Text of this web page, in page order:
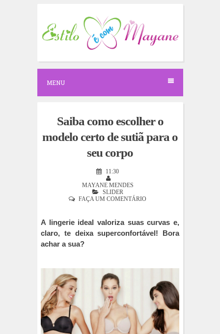
c
o
e
MENU
Saiba como escolher o
modelo certo de sutiã para o
seu corpo
11:30
MAYANE MENDES
SLIDER
FAÇA UM COMENTÁRIO
A lingerie ideal valoriza suas curvas e,
claro, te deixa superconfortável! Bora
achar a sua?